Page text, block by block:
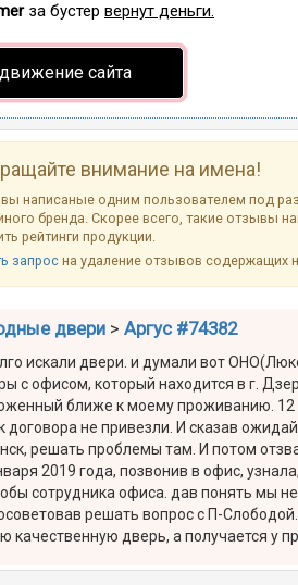
за бустер вернут деньги.
сайта
внимание на имена!
написаные одним пользователем под
бренда. Скорее всего, такие отзывы
рейтинги продукции.
запрос на удаление отзывов
двери> Аргус #74382
искали двери. и думали вот
с офисом, который находится в г.
ближе к моему проживанию.
договора не привезли. И сказав
решать проблемы там. И потом
2019 года, позвонив в офис,
сотрудника офиса. дав понять мы
решать вопрос с П-
качественную дверь, а получается